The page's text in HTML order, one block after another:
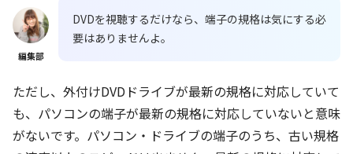
編集部
DVDを視聴するだけなら、端子の規格は気にする必
要はありませんよ。
ただし、外付けDVDドライブが最新の規格に対応していて
も、パソコンの端子が最新の規格に対応していないと意味
がないです。パソコン・ドライブの端子のうち、古い規格